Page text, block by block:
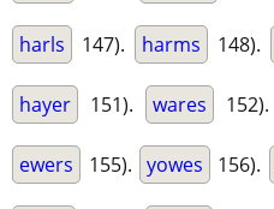
harls 147). harms 148).
hayer 151). wares 152).
ewers 155). yowes 156).